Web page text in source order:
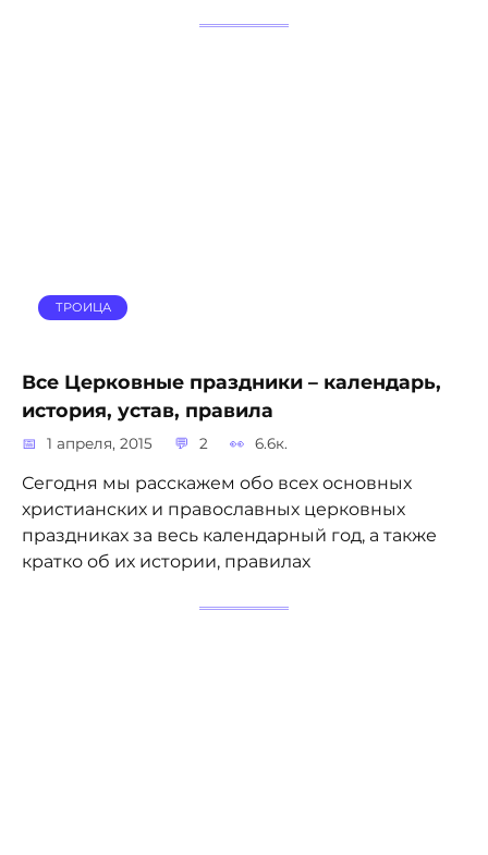
ТРОИЦА
Все Церковные праздники – календарь,
история, устав, правила
1 апреля, 2015 2 6.6к.
Сегодня мы расскажем обо всех основных
христианских и православных церковных
праздниках за весь календарный год, а также
кратко об их истории, правилах